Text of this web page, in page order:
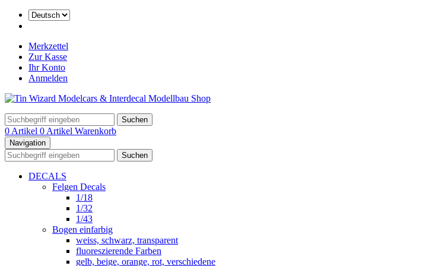
Merkzettel
Zur Kasse
Ihr Konto
Anmelden
Suchen
0 Artikel 0 Artikel Warenkorb
Navigation
Suchen
DECALS
Felgen Decals
1/18
1/32
1/43
Bogen einfarbig
weiss, schwarz, transparent
fluoreszierende Farben
gelb, beige, orange, rot, verschiedene